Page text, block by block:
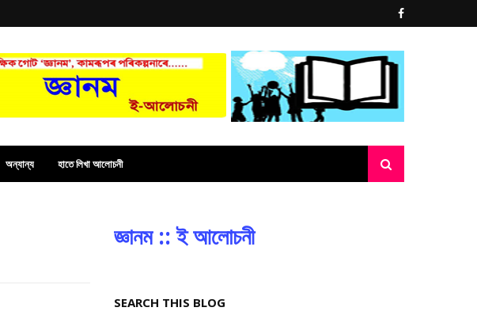
অন্যান্য হাতে লিখা আলোচনী
জ্ঞানম :: ই আলোচনী
SEARCH THIS BLOG